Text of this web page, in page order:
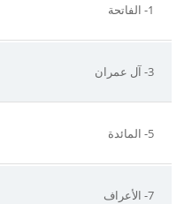
1- الفاتحة
3- آل عمران
5- المائدة
7- الأعراف